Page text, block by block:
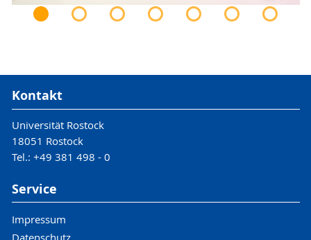
Kontakt
Universität Rostock
18051 Rostock
Tel.: +49 381 498 - 0
Service
Impressum